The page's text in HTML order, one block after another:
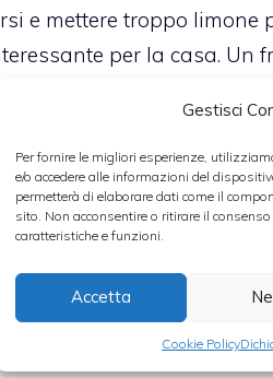
Gestisci
Per fornire le migliori esperienze,
e/o accedere alle informazioni del
permetterà di elaborare dati come il
sito. Non acconsentire o ritirare il
caratteristiche e funzioni.
Accetta
Cookie Policy
e mettere troppo limone
per la casa. Un
essere proposti
o la focaccia
deve essere dolce per
cioccolata ma se avete
ricetta di sempre, andrà